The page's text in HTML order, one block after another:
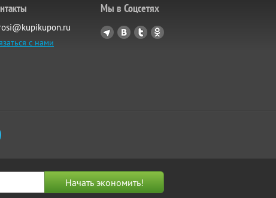
с нами
Мы в Соцсетях